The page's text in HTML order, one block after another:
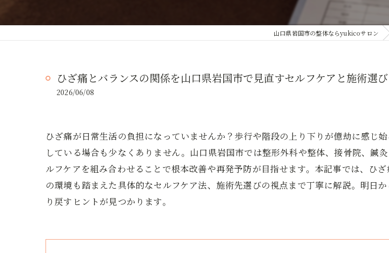
山口県岩国市の整体ならyukicoサロン
ひざ痛とバランスの関係を山口県岩国市で見直すセルフケアと施術選び
2026/06/08
ひざ痛が日常生活の負担になっていませんか？歩行や階段の上り下りが億劫に感じ
している場合も少なくありません。山口県岩国市では整形外科や整体、接骨院、鍼
ルフケアを組み合わせることで根本改善や再発予防が目指せます。本記事では、ひ
の環境も踏まえた具体的なセルフケア法、施術先選びの視点まで丁寧に解説。明日
り戻すヒントが見つかります。